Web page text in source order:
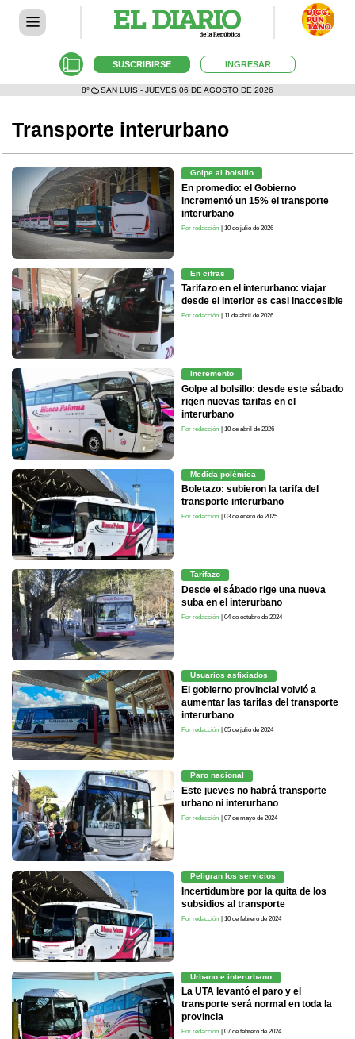
SUSCRIBIRSE INGRESAR
8° SAN LUIS - JUEVES 06 DE AGOSTO DE 2026
Transporte interurbano
Golpe al bolsillo
En promedio: el Gobierno
incrementó un 15% el transporte
interurbano
Por redacción | 10 de julio de 2026
En cifras
Tarifazo en el interurbano: viajar
desde el interior es casi inaccesible
Por redacción | 11 de abril de 2026
Incremento
Golpe al bolsillo: desde este sábado
rigen nuevas tarifas en el
interurbano
Por redacción | 10 de abril de 2026
Medida polémica
Boletazo: subieron la tarifa del
transporte interurbano
Por redacción | 03 de enero de 2025
Tarifazo
Desde el sábado rige una nueva
suba en el interurbano
Por redacción | 04 de octubre de 2024
Usuarios asfixiados
El gobierno provincial volvió a
aumentar las tarifas del transporte
interurbano
Por redacción | 05 de julio de 2024
Paro nacional
Este jueves no habrá transporte
urbano ni interurbano
Por redacción | 07 de mayo de 2024
Peligran los servicios
Incertidumbre por la quita de los
subsidios al transporte
Por redacción | 10 de febrero de 2024
Urbano e interurbano
La UTA levantó el paro y el
transporte será normal en toda la
provincia
Por redacción | 07 de febrero de 2024